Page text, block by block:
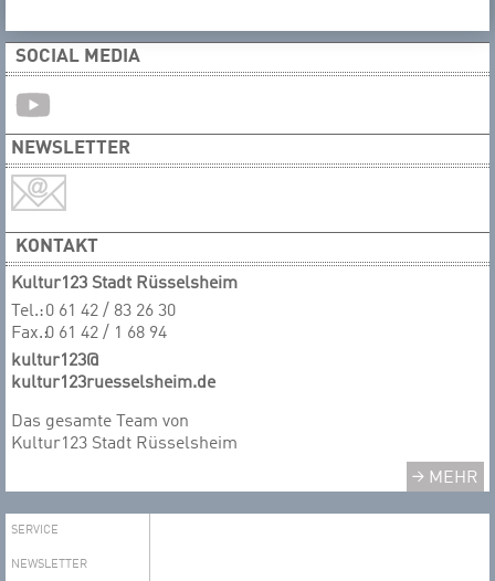
SOCIAL MEDIA
NEWSLETTER
KONTAKT
Kultur123 Stadt Rüsselsheim
Tel.:0 61 42 / 83 26 30
Fax.:0 61 42 / 1 68 94
kultur123@
kultur123ruesselsheim.de
Das gesamte T​​​​​​​eam von
Kultur123 Stadt Rüsselsheim
MEHR
SERVICE
NEWSLETTER